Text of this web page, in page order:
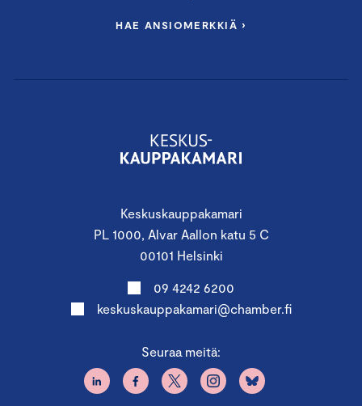
Keskuskauppakamari
PL 1000, Alvar Aallon katu 5 C
00101 Helsinki
09 4242 6200
keskuskauppakamari@chamber.fi
Seuraa meitä:
HAE ANSIOMERKKIÄ ›